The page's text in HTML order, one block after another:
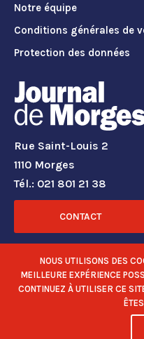
Notre équipe
Conditions générales de
Protection des données
Rue Saint-Louis 2
1110 Morges
Tél.: 021 801 21 38
CONTACT
RÉSEAUX
NOUS UTILISONS DES
MEILLEURE EXPÉRIENCE
CONTINUEZ À UTILISER CE